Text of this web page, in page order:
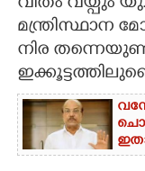
LITERATURE
ZOOM
CONTACT US
മന്ത്രിസ്ഥാന
നിര